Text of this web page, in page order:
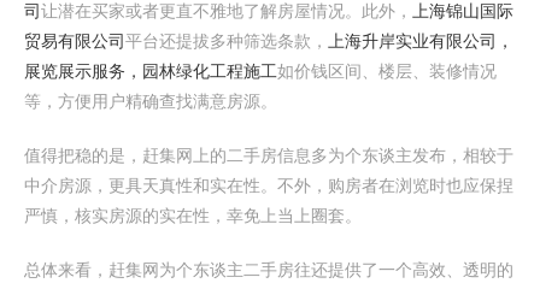
司让潜在买家或者更直不雅地了解房屋情况。此外，
上海锦山国际
贸易有限公司平台还提拔多种筛选条款，
上海升岸实业有限公司，
展览展示服务，园林绿化工程施工如价钱区间、楼层、装修情况
等，方便用户精确查找满意房源。
值得把稳的是，赶集网上的二手房信息多为个东谈主发布，相较于
中介房源，更具天真性和实在性。不外，购房者在浏览时也应保捏
严慎，核实房源的实在性，幸免上当上圈套。
总体来看，赶集网为个东谈主二手房往还提供了一个高效、透明的